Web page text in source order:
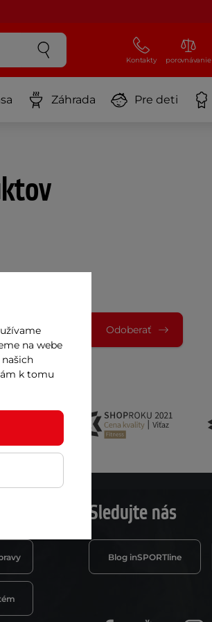
Kontakty porovnávanie
Záhrada Pre deti
Odoberať
Sledujte nás
Blog inSPORTline
na webe
k tomu